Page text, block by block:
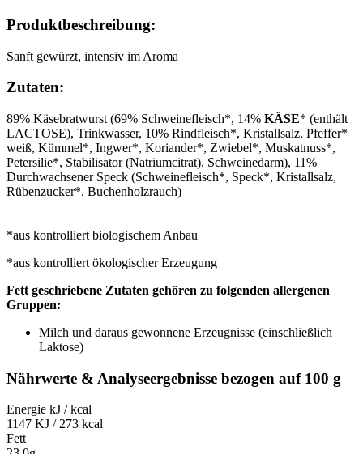
Produktbeschreibung:
Sanft gewürzt, intensiv im Aroma
Zutaten:
89% Käsebratwurst (69% Schweinefleisch*, 14% KÄSE* (enthält
LACTOSE), Trinkwasser, 10% Rindfleisch*, Kristallsalz, Pfeffer*
weiß, Kümmel*, Ingwer*, Koriander*, Zwiebel*, Muskatnuss*,
Petersilie*, Stabilisator (Natriumcitrat), Schweinedarm), 11%
Durchwachsener Speck (Schweinefleisch*, Speck*, Kristallsalz,
Rübenzucker*, Buchenholzrauch)
*aus kontrolliert biologischem Anbau
*aus kontrolliert ökologischer Erzeugung
Fett geschriebene Zutaten gehören zu folgenden allergenen
Gruppen:
Milch und daraus gewonnene Erzeugnisse (einschließlich
Laktose)
Nährwerte & Analyseergebnisse bezogen auf 100 g
Energie kJ / kcal
1147 KJ / 273 kcal
Fett